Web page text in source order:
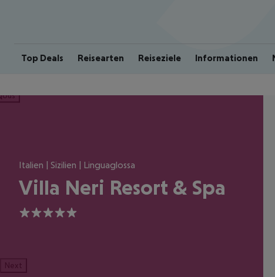
Top Deals Reisearten Reiseziele Informationen
Italien | Sizilien | Linguaglossa
Villa Neri Resort & Spa
5
Next